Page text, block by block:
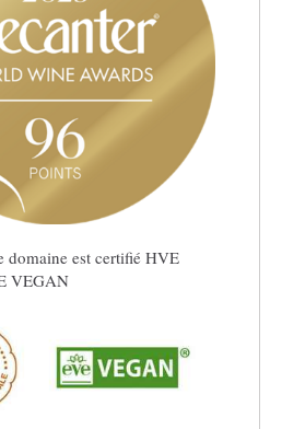
domaine est certifié HVE
VEGAN